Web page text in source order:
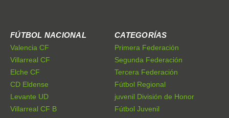
FÚTBOL NACIONAL
Valencia CF
Villarreal CF
Elche CF
CD Eldense
Levante UD
Villarreal CF B
CATEGORÍAS
Primera Federación
Segunda Federación
Tercera Federación
Fútbol Regional
juvenil División de Honor
Fútbol Juvenil